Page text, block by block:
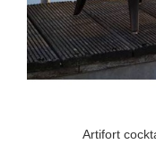
Artifort